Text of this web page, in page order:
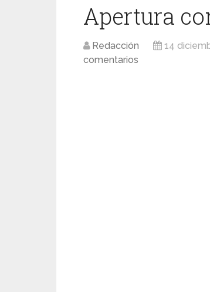
Apertura
Redacción 14
comentarios